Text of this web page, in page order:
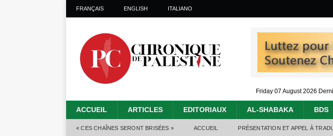
FRANÇAIS ENGLISH ITALIANO
Friday 07 August 2026
ACCUEIL ARTICLES EDITORIAUX AL-SHABAKA BDS
« CES CHAÎNES SERONT BRISÉES » ACCUEIL PRÉSENTATION ET APPEL À